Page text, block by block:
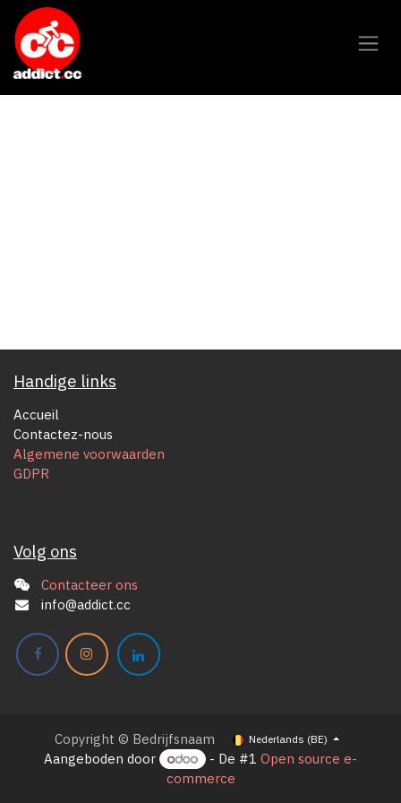
Overslaan naar inhoud
Handige links
Accueil
Contactez-nous
Algemene voorwaarden
GDPR
Volg ons
Contacteer ons
info@addict.cc
Copyright © Bedrijfsnaam Nederlands (BE)
Aangeboden door - De #1 Open source e-
commerce